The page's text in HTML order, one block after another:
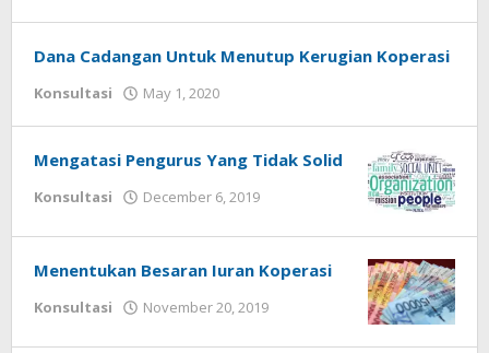
Dana Cadangan Untuk Menutup Kerugian Koperasi
Konsultasi May 1, 2020
Mengatasi Pengurus Yang Tidak Solid
Konsultasi December 6, 2019
Menentukan Besaran Iuran Koperasi
Konsultasi November 20, 2019